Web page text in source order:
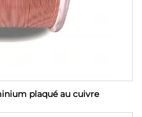
plaqué au cuivre